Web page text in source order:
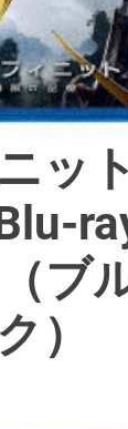
ッ
ブ
）